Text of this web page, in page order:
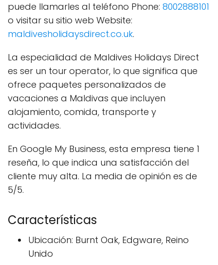
puede llamarles al teléfono Phone: 8002888101
o visitar su sitio web Website:
maldivesholidaysdirect.co.uk.
La especialidad de Maldives Holidays Direct
es ser un tour operator, lo que significa que
ofrece paquetes personalizados de
vacaciones a Maldivas que incluyen
alojamiento, comida, transporte y
actividades.
En Google My Business, esta empresa tiene 1
reseña, lo que indica una satisfacción del
cliente muy alta. La media de opinión es de
5/5.
Características
Ubicación: Burnt Oak, Edgware, Reino
Unido